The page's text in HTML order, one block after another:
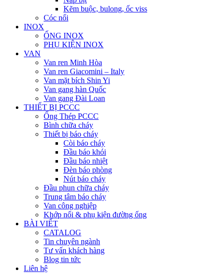
Kẽm buộc, bulong, ốc viss
Cóc nối
INOX
ỐNG INOX
PHỤ KIỆN INOX
VAN
Van ren Minh Hòa
Van ren Giacomini – Italy
Van mặt bích Shin Yi
Van gang hàn Quốc
Van gang Đài Loan
THIẾT BỊ PCCC
Ống Thép PCCC
Bình chữa cháy
Thiết bị báo cháy
Còi báo cháy
Đầu báo khói
Đầu báo nhiệt
Đèn báo phòng
Nút báo cháy
Đầu phun chữa cháy
Trung tâm báo cháy
Van công nghiệp
Khớp nối & phụ kiện đường ống
BÀI VIẾT
CATALOG
Tin chuyên ngành
Tư vấn khách hàng
Blog tin tức
Liên hệ